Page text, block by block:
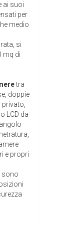
ai suoi
per
medio
si
mq di
tra
doppie
LCD da
e propri
sono